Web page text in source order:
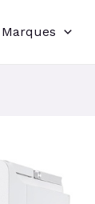
Marques